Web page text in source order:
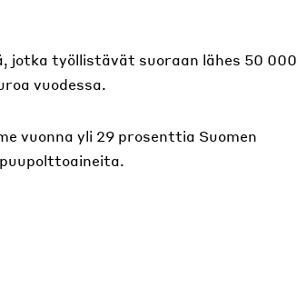
jotka työllistävät suoraan lähes 50 000
vuodessa.
vuonna yli 29 prosenttia Suomen